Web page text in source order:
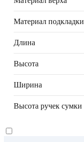
Материал подкладки
Длина
Высота
Ширина
Высота ручек сумки